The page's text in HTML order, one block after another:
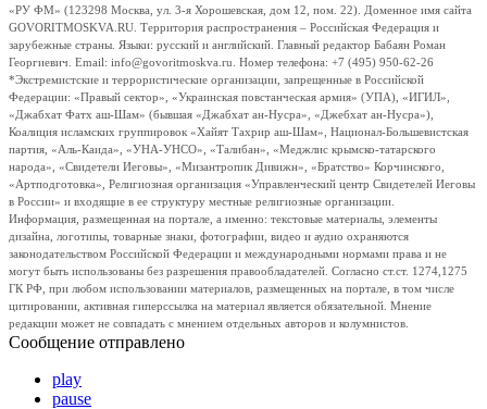
«РУ ФМ» (123298 Москва, ул. 3-я Хорошевская, дом 12, пом. 22). Доменное имя сайта
GOVORITMOSKVA.RU. Территория распространения – Российская Федерация и
зарубежные страны. Языки: русский и английский. Главный редактор Бабаян Роман
Георгиевич. Email: info@govoritmoskva.ru. Номер телефона: +7 (495) 950-62-26
*Экстремистские и террористические организации, запрещенные в Российской
Федерации: «Правый сектор», «Украинская повстанческая армия» (УПА), «ИГИЛ»,
«Джабхат Фатх аш-Шам» (бывшая «Джабхат ан-Нусра», «Джебхат ан-Нусра»),
Коалиция исламских группировок «Хайят Тахрир аш-Шам», Национал-Большевистская
партия, «Аль-Каида», «УНА-УНСО», «Талибан», «Меджлис крымско-татарского
народа», «Свидетели Иеговы», «Мизантропик Дивижн», «Братство» Корчинского,
«Артподготовка», Религиозная организация «Управленческий центр Свидетелей Иеговы
в России» и входящие в ее структуру местные религиозные организации.
Информация, размещенная на портале, а именно: текстовые материалы, элементы
дизайна, логотипы, товарные знаки, фотографии, видео и аудио охраняются
законодательством Российской Федерации и международными нормами права и не
могут быть использованы без разрешения правообладателей. Согласно ст.ст. 1274,1275
ГК РФ, при любом использовании материалов, размещенных на портале, в том числе
цитировании, активная гиперссылка на материал является обязательной. Мнение
редакции может не совпадать с мнением отдельных авторов и колумнистов.
Сообщение отправлено
play
pause